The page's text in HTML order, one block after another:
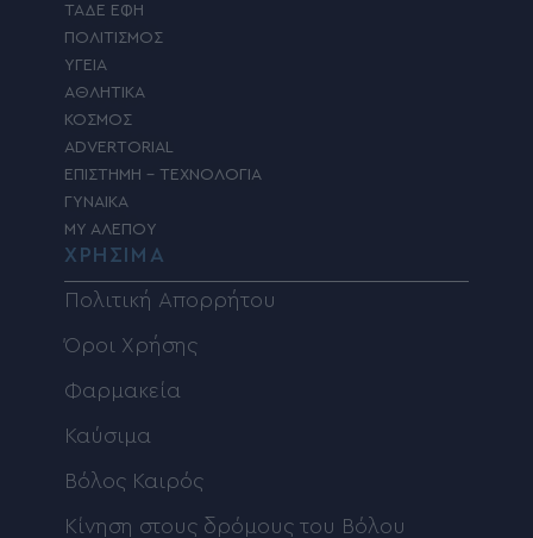
ΤΑΔΕ ΕΦΗ
ΠΟΛΙΤΙΣΜΟΣ
ΥΓΕΙΑ
ΑΘΛΗΤΙΚΑ
ΚΟΣΜΟΣ
ADVERTORIAL
ΕΠΙΣΤΗΜΗ – ΤΕΧΝΟΛΟΓΙΑ
ΓΥΝΑΙΚΑ
MY ΑΛΕΠΟΥ
ΧΡΗΣΙΜΑ
Πολιτική Απορρήτου
Όροι Χρήσης
Φαρμακεία
Καύσιμα
Βόλος Καιρός
Κίνηση στους δρόμους του Βόλου